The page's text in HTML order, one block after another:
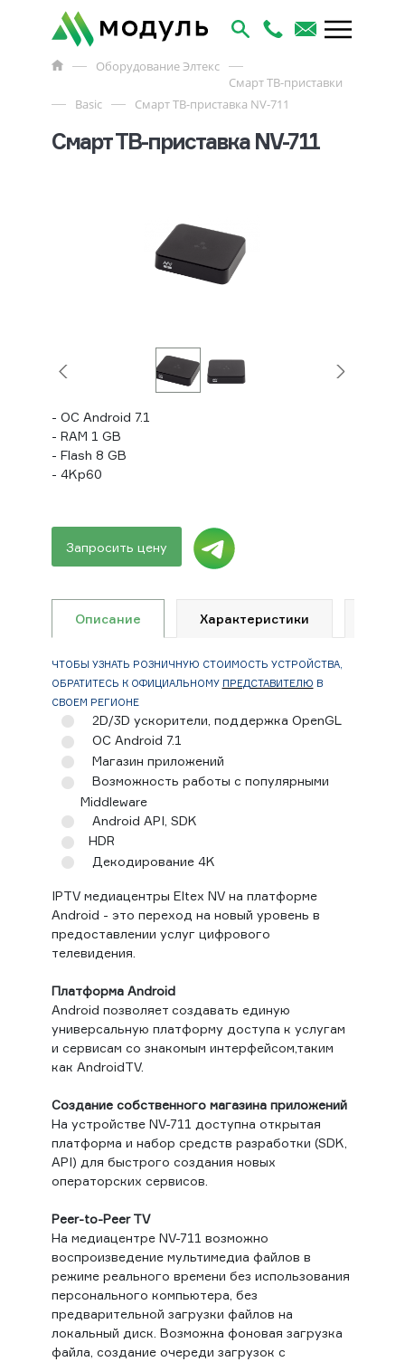
Оборудование Элтекс
Смарт ТВ-приставки
Basic
Смарт ТВ-приставка NV-711
Смарт ТВ-приставка NV-711
- OC Android 7.1
- RAM 1 GB
- Flash 8 GB
- 4Kp60
Запросить цену
Описание Характеристики
ЧТОБЫ УЗНАТЬ РОЗНИЧНУЮ СТОИМОСТЬ УСТРОЙСТВА,
ОБРАТИТЕСЬ К ОФИЦИАЛЬНОМУ ПРЕДСТАВИТЕЛЮ В
СВОЕМ РЕГИОНЕ
2D/3D ускорители, поддержка OpenGL
ОС Android 7.1
Магазин приложений
Возможность работы с популярными
Middleware
Android API, SDK
HDR
Декодирование 4K
IPTV медиацентры Eltex NV на платформе
Android - это переход на новый уровень в
предоставлении услуг цифрового
телевидения.
Платформа Android
Android позволяет создавать единую
универсальную платформу доступа к услугам
и сервисам со знакомым интерфейсом,таким
как AndroidTV.
Создание собственного магазина приложений
На устройстве NV-711 доступна открытая
платформа и набор средств разработки (SDK,
API) для быстрого создания новых
операторских сервисов.
Peer-to-Peer TV
На медиацентре NV-711 возможно
воспроизведение мультимедиа файлов в
режиме реального времени без использования
персонального компьютера, без
предварительной загрузки файлов на
локальный диск. Возможна фоновая загрузка
файла, создание очереди загрузок с